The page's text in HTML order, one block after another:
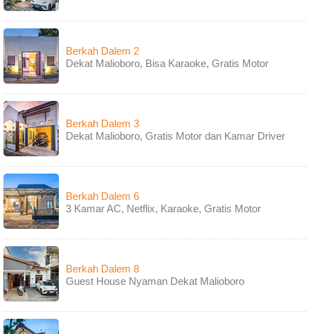
Berkah Dalem 2
Dekat Malioboro, Bisa Karaoke, Gratis Motor
Berkah Dalem 3
Dekat Malioboro, Gratis Motor dan Kamar Driver
Berkah Dalem 6
3 Kamar AC, Netflix, Karaoke, Gratis Motor
Berkah Dalem 8
Guest House Nyaman Dekat Malioboro